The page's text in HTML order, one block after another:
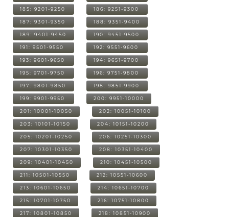
185: 9201-9250 186: 9251-9300
187: 9301-9350 188: 9351-9400
189: 9401-9450 190: 9451-9500
191: 9501-9550 192: 9551-9600
193: 9601-9650 194: 9651-9700
195: 9701-9750 196: 9751-9800
197: 9801-9850 198: 9851-9900
199: 9901-9950 200: 9951-10000
201: 10001-10050 202: 10051-10100
203: 10101-10150 204: 10151-10200
205: 10201-10250 206: 10251-10300
207: 10301-10350 208: 10351-10400
209: 10401-10450 210: 10451-10500
211: 10501-10550 212: 10551-10600
213: 10601-10650 214: 10651-10700
215: 10701-10750 216: 10751-10800
217: 10801-10850 218: 10851-10900